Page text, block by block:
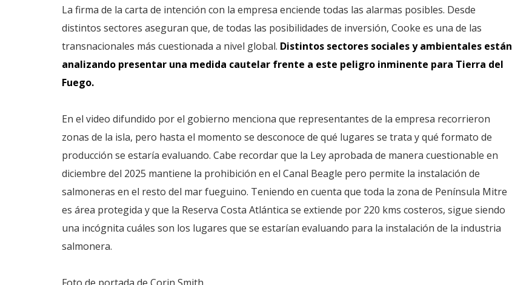
La firma de la carta de intención con la empresa enciende todas las alarmas posibles. Desde
distintos sectores aseguran que, de todas las posibilidades de inversión, Cooke es una de las
transnacionales más cuestionada a nivel global. Distintos sectores sociales y ambientales están
analizando presentar una medida cautelar frente a este peligro inminente para Tierra del
Fuego.
En el video difundido por el gobierno menciona que representantes de la empresa recorrieron
zonas de la isla, pero hasta el momento se desconoce de qué lugares se trata y qué formato de
producción se estaría evaluando. Cabe recordar que la Ley aprobada de manera cuestionable en
diciembre del 2025 mantiene la prohibición en el Canal Beagle pero permite la instalación de
salmoneras en el resto del mar fueguino. Teniendo en cuenta que toda la zona de Península Mitre
es área protegida y que la Reserva Costa Atlántica se extiende por 220 kms costeros, sigue siendo
una incógnita cuáles son los lugares que se estarían evaluando para la instalación de la industria
salmonera.